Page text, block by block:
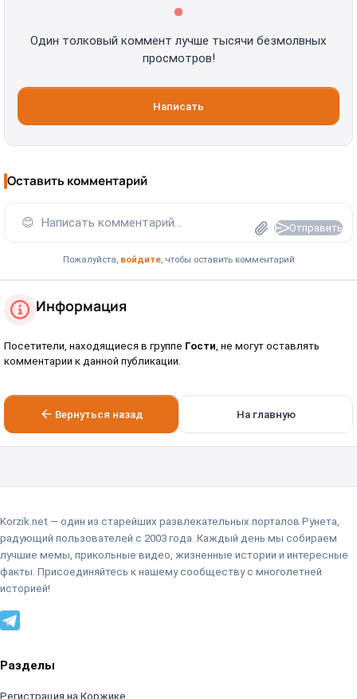
Один толковый коммент лучше тысячи безмолвных
просмотров!
Написать
Оставить комментарий
😊 Написать комментарий... Отправить
Пожалуйста, войдите, чтобы оставить комментарий
Информация
Посетители, находящиеся в группе Гости, не могут оставлять
комментарии к данной публикации.
Вернуться назад На главную
Korzik.net — один из старейших развлекательных порталов Рунета,
радующий пользователей с 2003 года. Каждый день мы собираем
лучшие мемы, прикольные видео, жизненные истории и интересные
факты. Присоединяйтесь к нашему сообществу с многолетней
историей!
Разделы
Регистрация на Коржике